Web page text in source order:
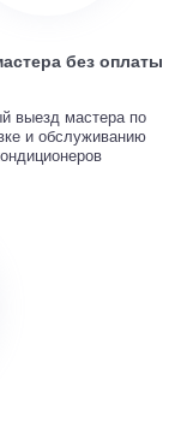
без оплаты
выезд мастера по
и обслуживанию